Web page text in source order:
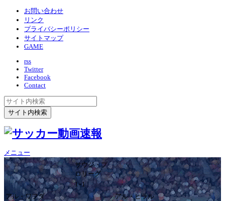
お問い合わせ
リンク
プライバシーポリシー
サイトマップ
GAME
rss
Twitter
Facebook
Contact
メニュー
サウジ・プ
ロリーグ
1ｰ1
アル・ワフダ
アル・ヒラル